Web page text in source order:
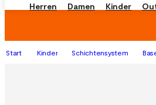
Herren Damen Kinder
Start Kinder Schichtensystem